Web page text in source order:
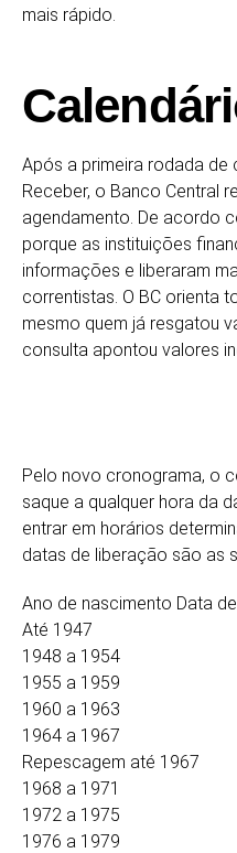
mais rápido.
Após a primeira rodada de
Receber, o Banco Central
agendamento. De acordo
porque as instituições
informações e liberaram
correntistas. O BC orienta
mesmo quem já resgatou
consulta apontou valores
Pelo novo cronograma, o
saque a qualquer hora da
entrar em horários
datas de liberação são as
Ano de nascimento Data
Até 1947 28
1948 a 1954
1955 a 1959
1960 a 1963
1964 a 1967
Repescagem até
1968 a 1971 4
1972 a 1975 5
1976 a 1979 6